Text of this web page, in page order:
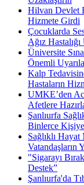
Hilvan Devlet
Hizmete Girdi
Çocuklarda
Ağız Hastalığı
Üniversite
Önemli
Kalp
Hastaların
UMKE’den
Afetlere
Şanlıurfa
Binlerce Kişiye
Sağlıklı Hayat
Vatandaşların
"Sigarayı
Destek”
Şanlıurfa'da